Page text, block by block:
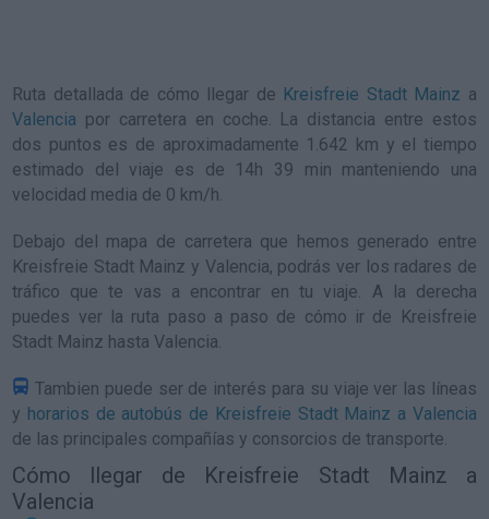
Ruta detallada de cómo llegar de Kreisfreie Stadt Mainz a
Valencia por carretera en coche. La distancia entre estos
dos puntos es de aproximadamente 1.642 km y el tiempo
estimado del viaje es de 14h 39 min manteniendo una
velocidad media de 0 km/h.
Debajo del mapa de carretera que hemos generado entre
Kreisfreie Stadt Mainz y Valencia, podrás ver los radares de
tráfico que te vas a encontrar en tu viaje. A la derecha
puedes ver la ruta paso a paso de cómo ir de Kreisfreie
Stadt Mainz hasta Valencia.
Tambien puede ser de interés para su viaje ver las líneas
y horarios de autobús de Kreisfreie Stadt Mainz a Valencia
de las principales compañías y consorcios de transporte.
Cómo llegar de Kreisfreie Stadt Mainz a
Valencia